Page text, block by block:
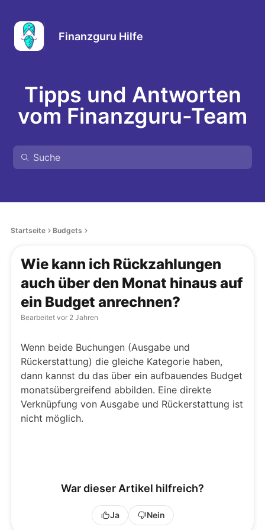
Finanzguru Hilfe
Tipps und Antworten
vom Finanzguru-Team
Startseite Budgets
Wie kann ich Rückzahlungen
auch über den Monat hinaus auf
ein Budget anrechnen?
Bearbeitet vor 2 Jahren
Wenn beide Buchungen (Ausgabe und
Rückerstattung) die gleiche Kategorie haben,
dann kannst du das über ein aufbauendes Budget
monatsübergreifend abbilden. Eine direkte
Verknüpfung von Ausgabe und Rückerstattung ist
nicht möglich.
War dieser Artikel hilfreich?
Ja Nein